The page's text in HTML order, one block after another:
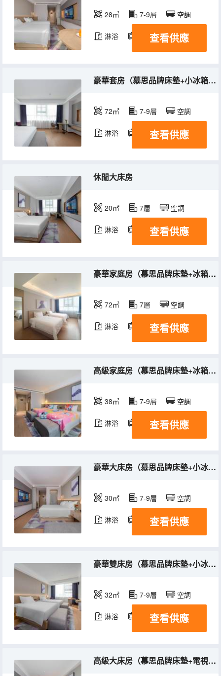
28㎡ 7-9層 空調
淋浴 電視機
查看供應
豪華套房（慕思品牌床墊+小冰箱+電視投屏+城市街景）
72㎡ 7-9層 空調
淋浴 電視機 冰箱
查看供應
休閒大床房
20㎡ 7層 空調
淋浴 電視機
查看供應
豪華家庭房（慕思品牌床墊+冰箱+電視投屏+城市街景）
72㎡ 7層 空調
淋浴 電視機 冰箱
查看供應
高級家庭房（慕思品牌床墊+冰箱+電視投屏+城市街景）
38㎡ 7-9層 空調
淋浴 電視機 冰箱
查看供應
豪華大床房（慕思品牌床墊+小冰箱+電視投屏）
30㎡ 7-9層 空調
淋浴 電視機 冰箱
查看供應
豪華雙床房（慕思品牌床墊+小冰箱+電視投屏）
32㎡ 7-9層 空調
淋浴 電視機 冰箱
查看供應
高級大床房（慕思品牌床墊+電視投屏）